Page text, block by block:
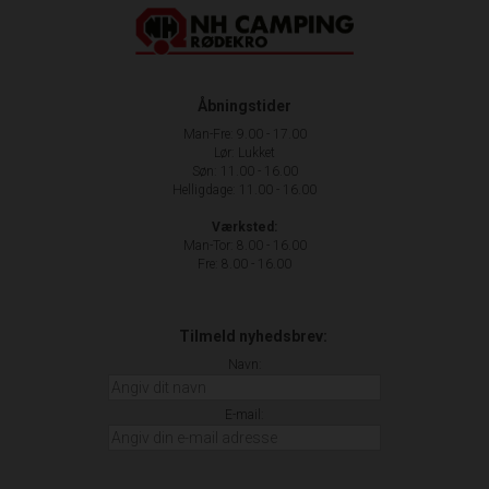
Åbningstider
Man-Fre: 9.00 - 17.00
Lør: Lukket
Søn: 11.00 - 16.00
Helligdage: 11.00 - 16.00
Værksted:
Man-Tor: 8.00 - 16.00
Fre: 8.00 - 16.00
Tilmeld nyhedsbrev:
Navn:
E-mail: